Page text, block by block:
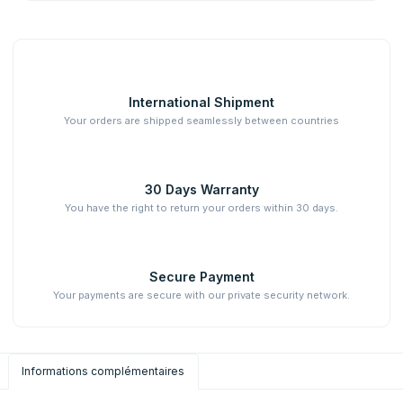
International Shipment
Your orders are shipped seamlessly between countries
30 Days Warranty
You have the right to return your orders within 30 days.
Secure Payment
Your payments are secure with our private security network.
Informations complémentaires